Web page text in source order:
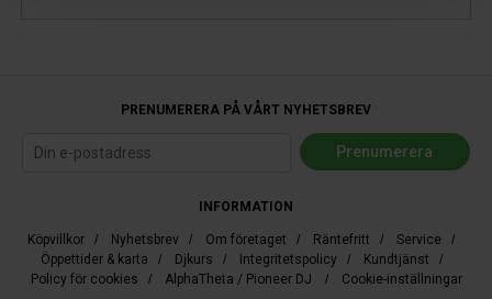
PRENUMERERA PÅ VÅRT NYHETSBREV
INFORMATION
Köpvillkor / Nyhetsbrev / Om företaget / Räntefritt / Service /
Öppettider & karta / Djkurs / Integritetspolicy / Kundtjänst /
Policy för cookies / AlphaTheta / Pioneer DJ / Cookie-inställningar